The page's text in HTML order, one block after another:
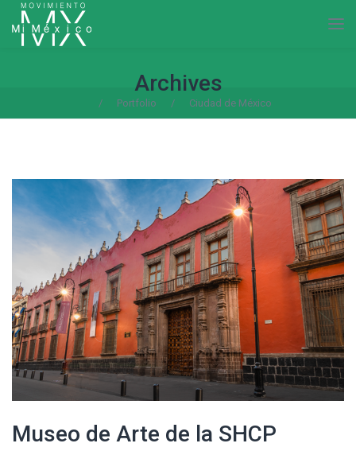
Archives
/ Portfolio / Ciudad de México
Museo de Arte de la SHCP